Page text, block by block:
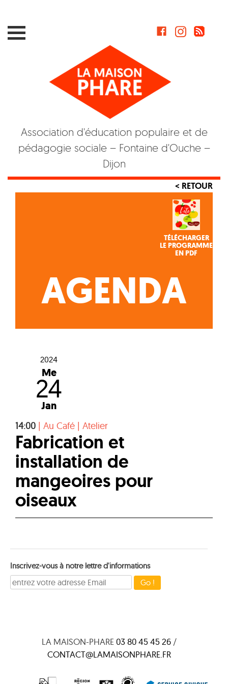
Association d'éducation populaire et de
pédagogie sociale – Fontaine d'Ouche –
Dijon
< RETOUR
TÉLÉCHARGER
LE PROGRAMME
EN PDF
AGENDA
2024
Me
24
Jan
14:00 | Au Café | Atelier
Fabrication et
installation de
mangeoires pour
oiseaux
Inscrivez-vous à notre lettre d'informations
LA MAISON-PHARE 03 80 45 45 26 /
CONTACT@LAMAISONPHARE.FR